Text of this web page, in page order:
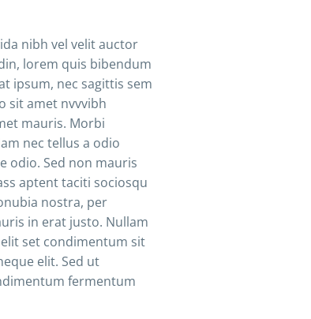
nibh vel velit auctor
lorem quis bibendum
ipsum, nec sagittis sem
sit amet nvvvibh
mauris. Morbi
nec tellus a odio
odio. Sed non mauris
aptent taciti sociosqu
nostra, per
in erat justo. Nullam
set condimentum sit
elit. Sed ut
fermentum